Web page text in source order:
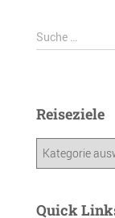
Suche …
Reiseziele
Quick